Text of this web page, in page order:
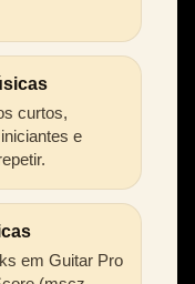
curtos,
e
em Guitar Pro